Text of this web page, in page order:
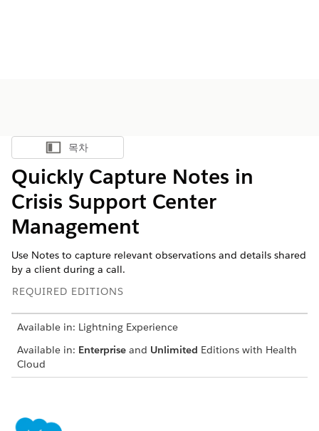
목차 표시
목차
Quickly Capture Notes in
Crisis Support Center
Management
Use Notes to capture relevant observations and details shared
by a client during a call.
REQUIRED EDITIONS
Available in: Lightning Experience
Available in: Enterprise and Unlimited Editions with Health
Cloud
To use the Crisis Support